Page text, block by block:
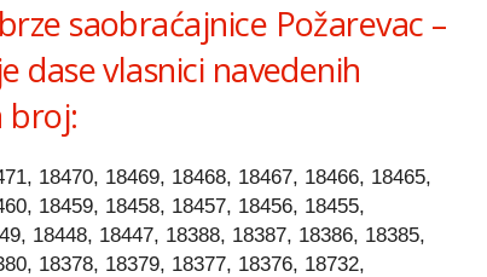
saobraćajnice Požarevac –
dase vlasnici navedenih
broj:
18470, 18469, 18468, 18467, 18466, 18465,
18459, 18458, 18457, 18456, 18455,
18448, 18447, 18388, 18387, 18386, 18385,
18378, 18379, 18377, 18376, 18732,